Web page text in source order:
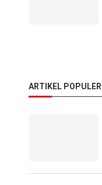
ARTIKEL POPULER